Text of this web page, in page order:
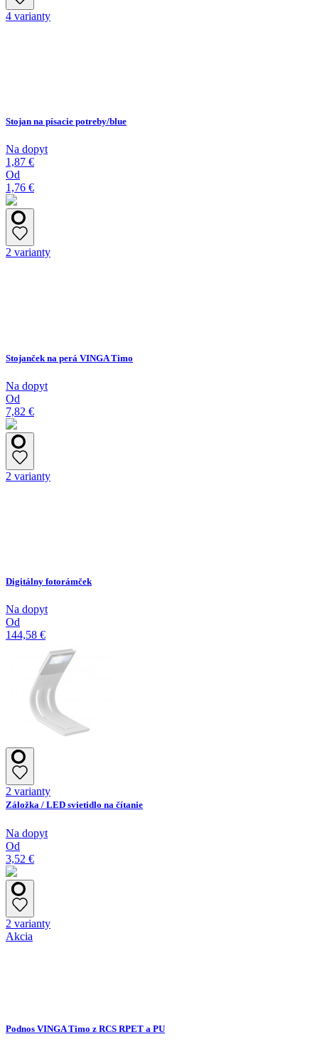
4 varianty
Stojan na písacie potreby/blue
Na dopyt
1,87 €
Od
1,76 €
2 varianty
Stojanček na perá VINGA Timo
Na dopyt
Od
7,82 €
2 varianty
Digitálny fotorámček
Na dopyt
Od
144,58 €
2 varianty
Záložka / LED svietidlo na čítanie
Na dopyt
Od
3,52 €
2 varianty
Akcia
Podnos VINGA Timo z RCS RPET a PU